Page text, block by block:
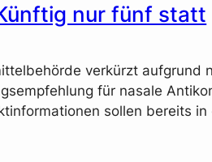
nur fünf statt
verkürzt aufgrund
für nasale
sollen bereits